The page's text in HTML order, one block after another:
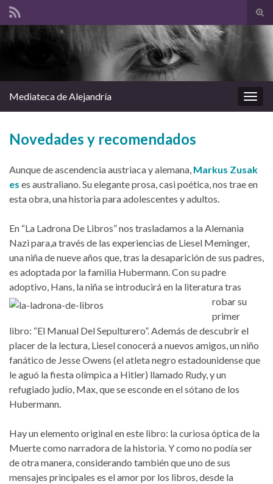
el
Search for:
la
Mediateca de Alejandría
Novedades y recomendados
Aunque de ascendencia austriaca y alemana, Markus Zusak
es es australiano. Su elegante prosa, casi poética, nos trae en
esta obra, una historia para adolescentes y adultos.
En “La Ladrona De Libros” nos trasladamos a la Alemania
Nazi para,a través de las experiencias de Liesel Meminger,
una niña de nueve años que, tras la desaparición de sus padres,
es adoptada por la familia Hubermann. Con su padre
adoptivo, Hans, la niña se introducirá en la literatura tras
robar su
primer
libro: “El Manual Del Sepulturero”. Además de descubrir el
placer de la lectura, Liesel conocerá a nuevos amigos, un niño
fanático de Jesse Owens (el atleta negro estadounidense que
le aguó la fiesta olímpica a Hitler) llamado Rudy, y un
refugiado judío, Max, que se esconde en el sótano de los
Hubermann.
Hay un elemento original en este libro: la curiosa óptica de la
Muerte como narradora de la historia. Y como no podía ser
de otra manera, considerando también que uno de sus
mensajes principales es el amor por los libros, desde la